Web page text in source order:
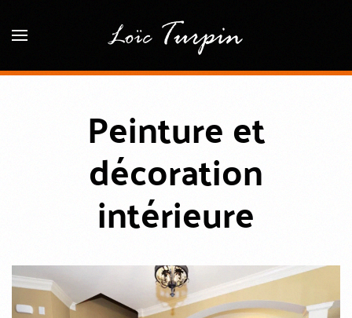
Accéder au contenu principal
Peinture et
décoration
intérieure